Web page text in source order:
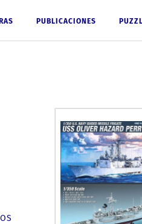
PUBLICACIONES